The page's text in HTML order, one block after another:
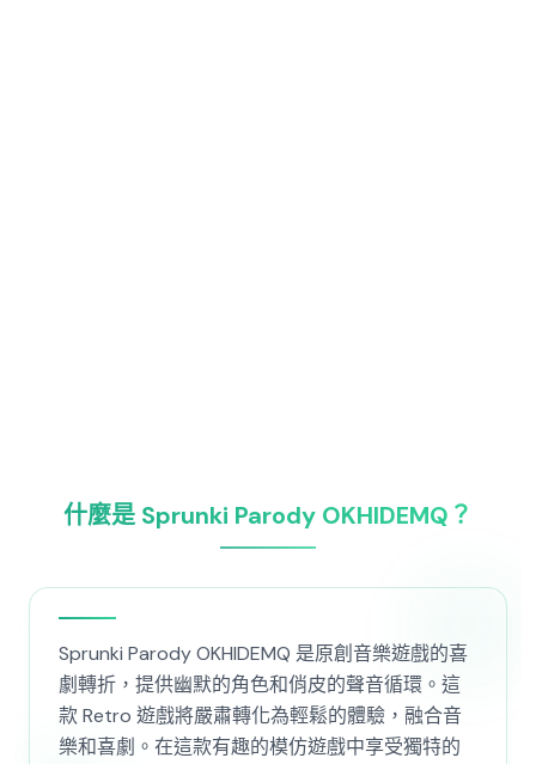
什麼是 Sprunki Parody OKHIDEMQ？
Sprunki Parody OKHIDEMQ 是原創音樂遊戲的喜
劇轉折，提供幽默的角色和俏皮的聲音循環。這
款 Retro 遊戲將嚴肅轉化為輕鬆的體驗，融合音
樂和喜劇。在這款有趣的模仿遊戲中享受獨特的